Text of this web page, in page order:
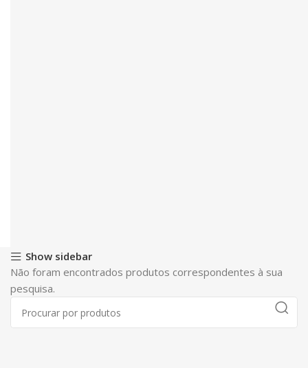
Show sidebar
Não foram encontrados produtos correspondentes à sua
pesquisa.